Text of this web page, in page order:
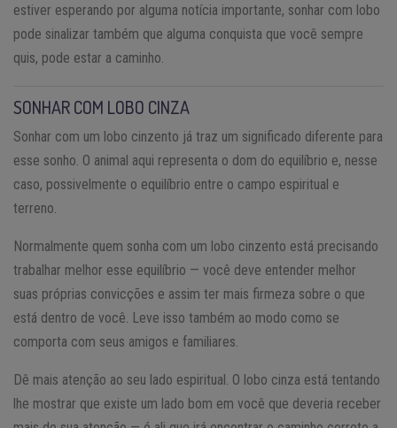
estiver esperando por alguma notícia importante, sonhar com lobo
pode sinalizar também que alguma conquista que você sempre
quis, pode estar a caminho.
SONHAR COM LOBO CINZA
Sonhar com um lobo cinzento já traz um significado diferente para
esse sonho. O animal aqui representa o dom do equilíbrio e, nesse
caso, possivelmente o equilíbrio entre o campo espiritual e
terreno.
Normalmente quem sonha com um lobo cinzento está precisando
trabalhar melhor esse equilíbrio — você deve entender melhor
suas próprias convicções e assim ter mais firmeza sobre o que
está dentro de você. Leve isso também ao modo como se
comporta com seus amigos e familiares.
Dê mais atenção ao seu lado espiritual. O lobo cinza está tentando
lhe mostrar que existe um lado bom em você que deveria receber